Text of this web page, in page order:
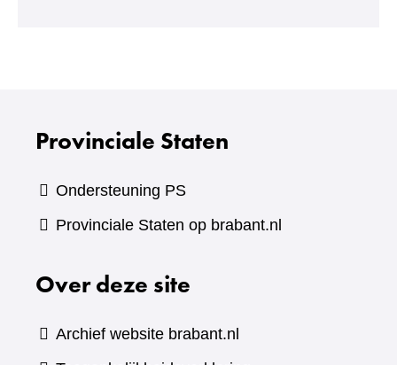
Provinciale Staten
Ondersteuning PS
Provinciale Staten op brabant.nl
Over deze site
Archief website brabant.nl